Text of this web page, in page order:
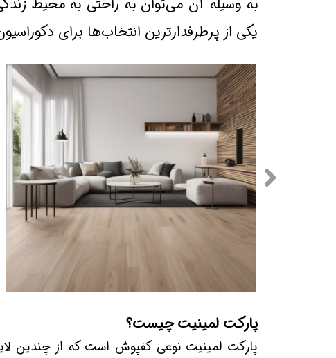
به وسیله آن می‌توان به راحتی به محیط
یکی از پرطرفدارترین انتخاب‌ها برای
پارکت لمینیت در کرج
پارکت لمینیت چیست؟
پارکت لمینیت نوعی کفپوش است که از چندین